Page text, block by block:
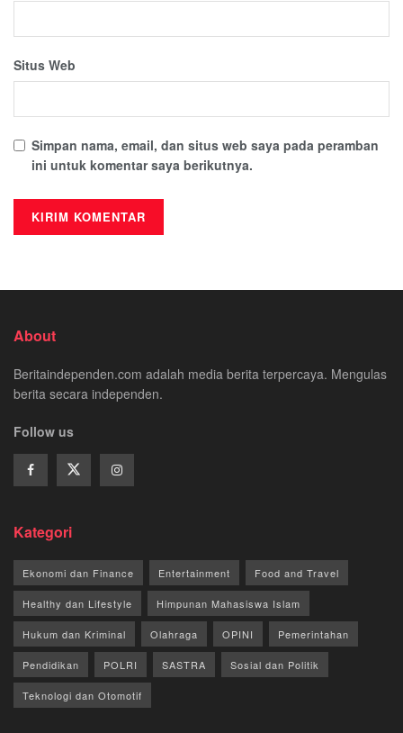
Situs Web
Simpan nama, email, dan situs web saya pada peramban
ini untuk komentar saya berikutnya.
About
Beritaindependen.com adalah media berita terpercaya. Mengulas
berita secara independen.
Follow us
Kategori
Ekonomi dan Finance Entertainment Food and Travel
Healthy dan Lifestyle Himpunan Mahasiswa Islam
Hukum dan Kriminal Olahraga OPINI Pemerintahan
Pendidikan POLRI SASTRA Sosial dan Politik
Teknologi dan Otomotif